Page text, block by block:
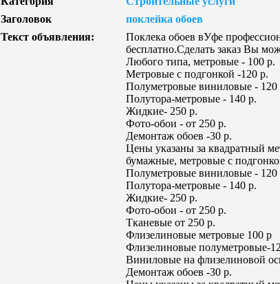
Заголовок
поклейка обоев
Текст объявления:
Поклека обоев вУфе
бесплатно.Сделать заказ Вы
Любого типа, метровые - 100 р.
Метровые с подгонкой -120 р.
Полуметровые виниловые - 120
Полутора-метровые - 140 р.
Жидкие- 250 р.
Фото-обои - от 250 р.
Демонтаж обоев -30 р.
Цены указаны за квадратный
бумажные, метровые с
Полуметровые виниловые - 120
Полутора-метровые - 140 р.
Жидкие- 250 р.
Фото-обои - от 250 р.
Тканевые от 250 р.
Флизелиновые метровые 100 р
Флизелиновые полуметровые-
Виниловые на флизелиновой
Демонтаж обоев -30 р.